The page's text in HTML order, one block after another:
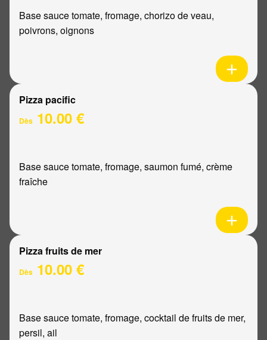
Base sauce tomate, fromage, chorizo de veau,
poivrons, oignons
Pizza pacific
Dès 10.00 €
Base sauce tomate, fromage, saumon fumé, crème
fraîche
Pizza fruits de mer
Dès 10.00 €
Base sauce tomate, fromage, cocktail de fruits de mer,
persil, ail